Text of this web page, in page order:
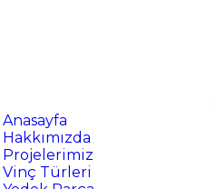
Anasayfa
Hakkımızda
Projelerimiz
Vinç Türleri